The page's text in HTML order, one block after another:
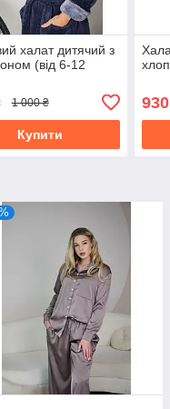
халат дитячий з
(від 6-12
1 000 ₴
Купити
930